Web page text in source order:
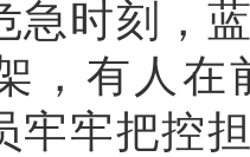
急时刻，
，有人
牢牢把控